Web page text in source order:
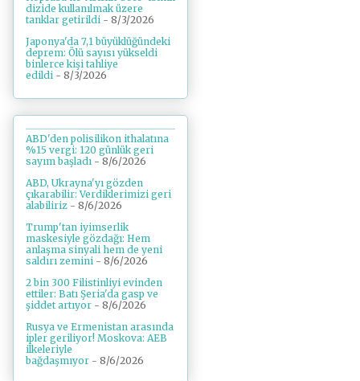
dizide kullanılmak üzere
tanklar getirildi - 8/3/2026
Japonya'da 7,1 büyüklüğündeki
deprem: Ölü sayısı yükseldi
binlerce kişi tahliye
edildi - 8/3/2026
ABD'den polisilikon ithalatına
%15 vergi: 120 günlük geri
sayım başladı - 8/6/2026
ABD, Ukrayna'yı gözden
çıkarabilir: Verdiklerimizi geri
alabiliriz - 8/6/2026
Trump'tan iyimserlik
maskesiyle gözdağı: Hem
anlaşma sinyali hem de yeni
saldırı zemini - 8/6/2026
2 bin 300 Filistinliyi evinden
ettiler: Batı Şeria'da gasp ve
şiddet artıyor - 8/6/2026
Rusya ve Ermenistan arasında
ipler geriliyor! Moskova: AEB
ilkeleriyle
bağdaşmıyor - 8/6/2026